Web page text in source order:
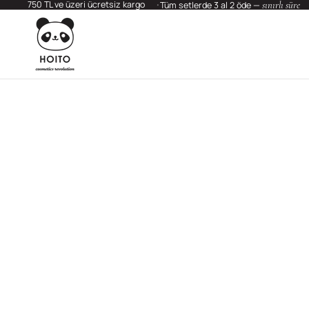
750 TL ve üzeri ücretsiz kargo Tüm setlerde 3 al 2 öde — sınırlı süre